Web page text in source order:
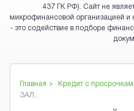
437 ГК РФ). Сайт не
микрофинансовой организацией
- это содействие в подборе
Главная > Кредит с
ЗАЛ...